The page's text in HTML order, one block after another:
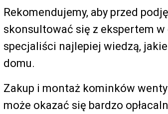
Rekomendujemy, aby przed
skonsultować się z ekspertem
specjaliści najlepiej wiedzą,
domu.
Zakup i montaż kominków
może okazać się bardzo